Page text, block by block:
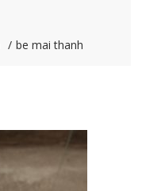
be mai thanh